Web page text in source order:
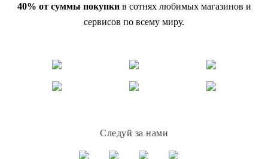
40% от суммы покупкив сотнях любимых магазинов и
сервисов по всему миру.
Следуй за нами